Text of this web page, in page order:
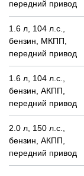
передний привод
1.6 л, 104 л.с.,
бензин, МКПП,
передний привод
1.6 л, 104 л.с.,
бензин, АКПП,
передний привод
2.0 л, 150 л.с.,
бензин, АКПП,
передний привод